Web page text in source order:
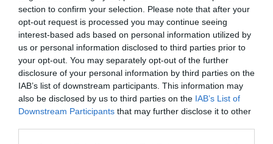
section to confirm your selection. Please note that after your
opt-out request is processed you may continue seeing
interest-based ads based on personal information utilized by
us or personal information disclosed to third parties prior to
your opt-out. You may separately opt-out of the further
disclosure of your personal information by third parties on the
IAB’s list of downstream participants. This information may
also be disclosed by us to third parties on the IAB’s List of
Downstream Participants that may further disclose it to other
Nyheter från föreningen
Vill ditt barn börja spela fotboll?